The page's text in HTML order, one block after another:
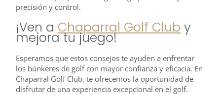
precisión y control.
¡Ven a Chaparral Golf Club y
mejora tu juego!
Esperamos que estos consejos te ayuden a enfrentar
los búnkeres de golf con mayor confianza y eficacia. En
Chaparral Golf Club, te ofrecemos la oportunidad de
disfrutar de una experiencia excepcional en el golf.